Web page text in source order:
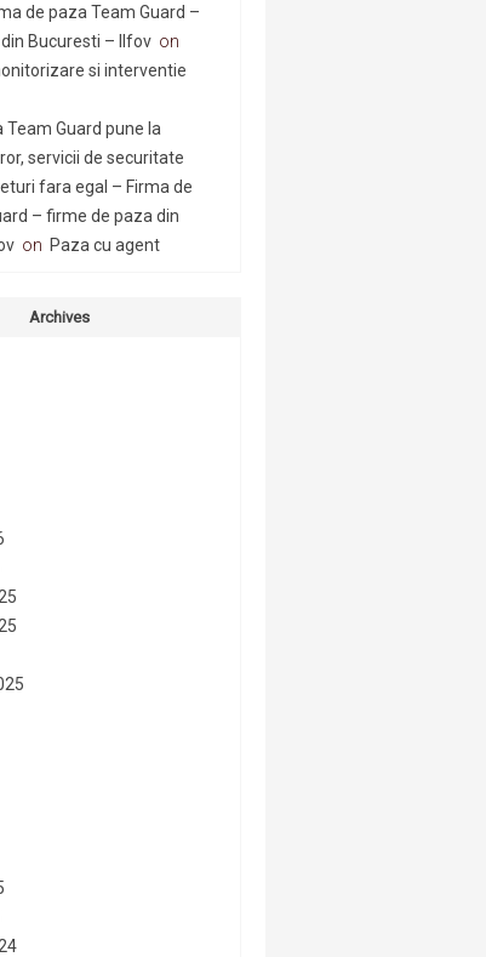
de paza Team Guard –
Bucuresti – Ilfov on
si interventie
Team Guard pune la
servicii de securitate
fara egal – Firma de
– firme de paza din
on Paza cu agent
Archives